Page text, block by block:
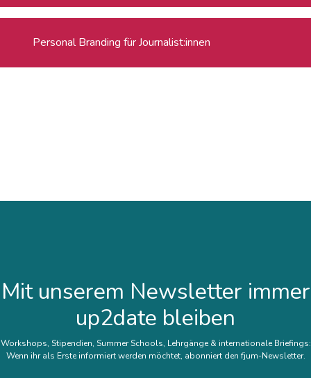
Personal Branding für Journalist:innen
Mit unserem Newsletter immer
up2date bleiben
Workshops, Stipendien, Summer Schools, Lehrgänge & internationale Briefings:
Wenn ihr als Erste informiert werden möchtet, abonniert den fjum-Newsletter.